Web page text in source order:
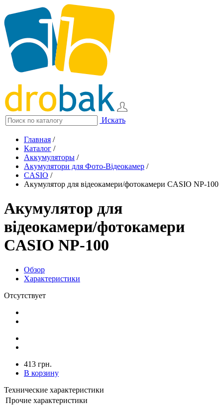
Искать
Главная /
Каталог /
Аккумуляторы /
Акумулятори для Фото-Відеокамер /
CASIO /
Акумулятор для відеокамери/фотокамери CASIO NP-100
Акумулятор для
відеокамери/фотокамери
CASIO NP-100
Обзор
Характеристики
Отсутствует
413 грн.
В корзину
Технические характеристики
Прочие характеристики